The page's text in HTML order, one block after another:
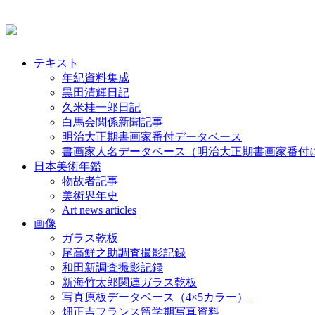
テキスト
年紀資料集成
黒田清輝日記
久米桂一郎日記
白馬会関係新聞記事
明治大正期書画家番付データベース
書画家人名データベース（明治大正期書画家番付
日本美術年鑑
物故者記事
美術界年史
Art news articles
画像
ガラス乾板
尾高鮮之助調査撮影記録
和田新調査撮影記録
新海竹太郎関連ガラス乾板
写真原板データベース（4×5カラー）
畑正吉フランス留学期写真資料